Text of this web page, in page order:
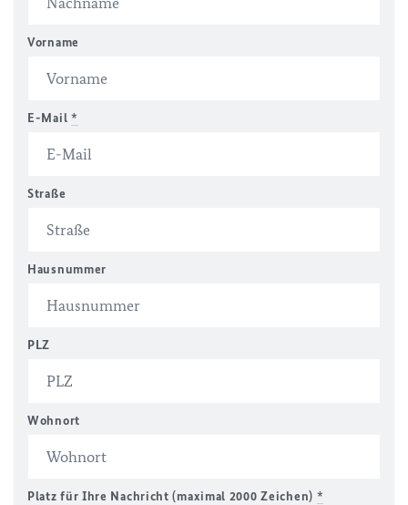
Vorname
E-Mail *
Straße
Hausnummer
PLZ
Wohnort
Platz für Ihre Nachricht (maximal 2000 Zeichen) *